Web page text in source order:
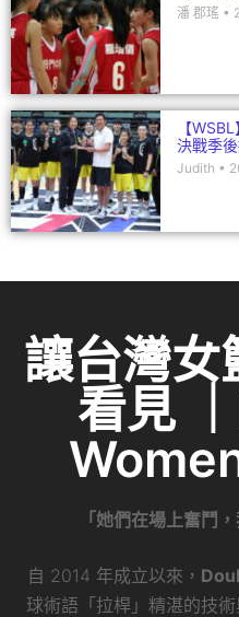
潘 郡瑤
【
決戰季
Judith
讓台灣女
看見
「她們在場上奮鬥
自 2014 年成立以來，
球術語「拉桿」精湛的技